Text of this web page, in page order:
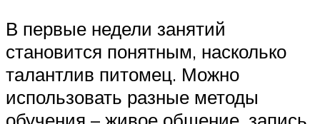
В первые недели занятий
становится понятным, насколько
талантлив питомец. Можно
использовать разные методы